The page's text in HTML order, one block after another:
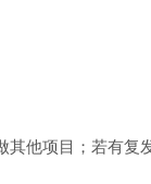
他项目；若有复